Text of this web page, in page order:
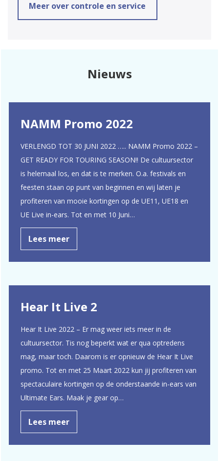
Meer over controle en service
Nieuws
NAMM Promo 2022
VERLENGD TOT 30 JUNI 2022 ….. NAMM Promo 2022 –
GET READY FOR TOURING SEASON!! De cultuursector
is helemaal los, en dat is te merken. O.a. festivals en
feesten staan op punt van beginnen en wij laten je
profiteren van mooie kortingen op de UE11, UE18 en
UE Live in-ears. Tot en met 10 Juni…
Lees meer
Hear It Live 2
Hear It Live 2022 – Er mag weer iets meer in de
cultuursector. Tis nog beperkt wat er qua optredens
mag, maar toch. Daarom is er opnieuw de Hear It Live
promo. Tot en met 25 Maart 2022 kun jij profiteren van
spectaculaire kortingen op de onderstaande in-ears van
Ultimate Ears. Maak je gear op…
Lees meer